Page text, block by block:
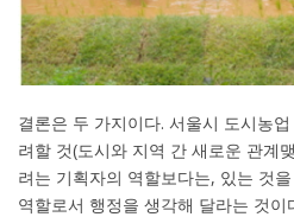
결론은 두 가지이다. 서울시 도시농
려할 것(도시와 지역 간 새로운 관계
려는 기획자의 역할보다는, 있는 것
역할로서 행정을 생각해 달라는 것